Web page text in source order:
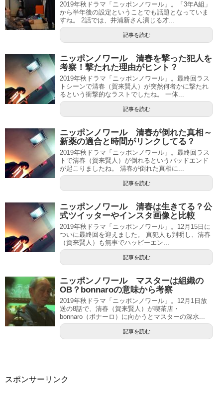
2019年秋ドラマ「ニッポンノワール」。「3年A組」
から半年後の設定ということでも話題となっていま
すね。 2話では、井浦新さん演じる才...
記事を読む
ニッポンノワール 清春を撃った犯人を
考察！撃たれた理由がヒント？
2019年秋ドラマ「ニッポンノワール」。最終回ラス
トシーンで清春（賀来賢人）が突然何者かに撃たれ
るという衝撃的なラストでしたね。 一体...
記事を読む
ニッポンノワール 清春が倒れた真相～
新薬の適合と時間がリンクしてる？
2019年秋ドラマ「ニッポンノワール」。最終回ラス
トで清春（賀来賢人）が倒れるというバッドエンド
が起こりましたね。 清春が倒れた真相に...
記事を読む
ニッポンノワール 清春は生きてる？公
式ツイッターやインスタ画像と比較
2019年秋ドラマ「ニッポンノワール」。12月15日に
ついに最終回を迎えました。 真犯人も判明し、清春
（賀来賢人）も無事でハッピーエン...
記事を読む
ニッポンノワール マスターは組織の
OB？bonnaroの意味から考察
2019年秋ドラマ「ニッポンノワール」。12月1日放
送の8話で、清春（賀来賢人）が喫茶店・
bonnaro（ボナーロ）に向かうとマスターの深水...
記事を読む
スポンサーリンク